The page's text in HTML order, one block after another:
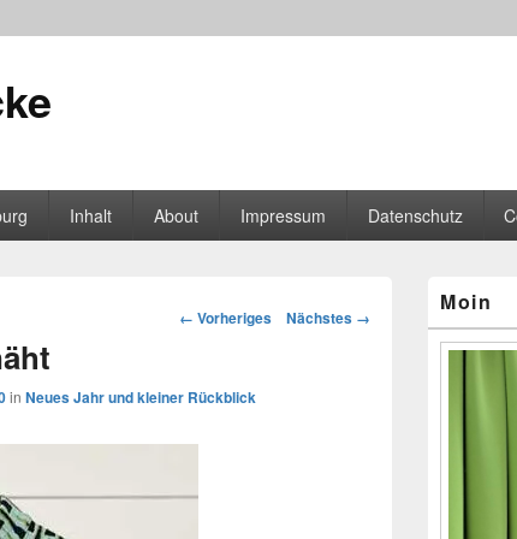
Inhalt About Impressum Datenschutz
Bilder-
← Vorheriges Nächstes →
in Neues Jahr und kleiner Rückblick
Seitenleisten-
Moin